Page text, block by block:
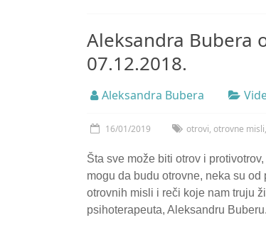
Aleksandra Bubera
07.12.2018.
Aleksandra Bubera
16/01/2019 otrovi, otrovne misli,
Šta sve može biti otrov i
mogu da budu otrovne, neka su
otrovnih misli i reči koje nam truju
psihoterapeuta, Aleksandru Buberu.